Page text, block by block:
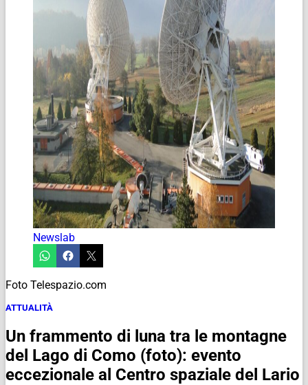
Newslab
Foto Telespazio.com
ATTUALITÀ
Un frammento di luna tra le montagne
del Lago di Como (foto): evento
eccezionale al Centro spaziale del Lario